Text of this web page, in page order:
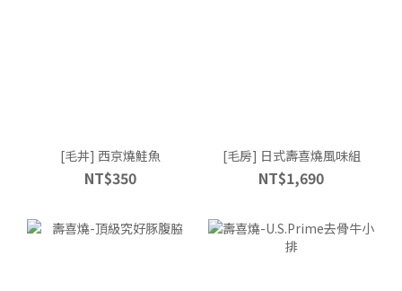
[毛丼] 西京燒鮭魚
NT$350
[毛房] 日式壽喜燒風味組
NT$1,690